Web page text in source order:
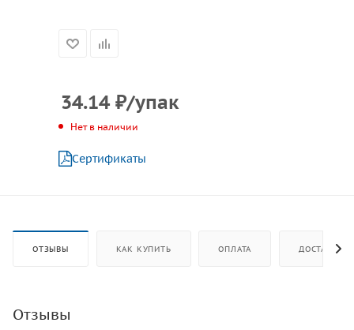
34.14 ₽/упак
Нет в наличии
Сертификаты
ОТЗЫВЫ КАК КУПИТЬ ОПЛАТА ДОСТАВКА
Отзывы